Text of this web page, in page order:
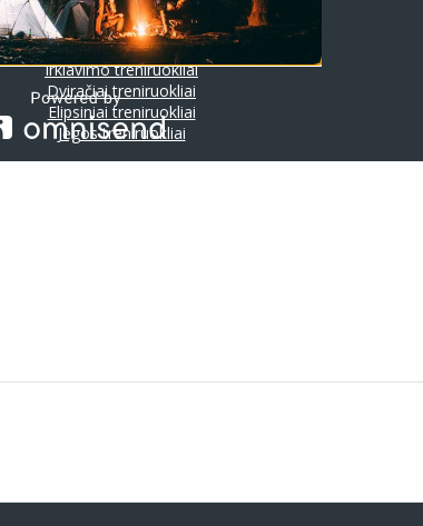
Treniruokliai
Bėgimo takeliai
Irklavimo treniruokliai
Dviračiai treniruokliai
Elipsiniai treniruokliai
Jėgos treniruokliai